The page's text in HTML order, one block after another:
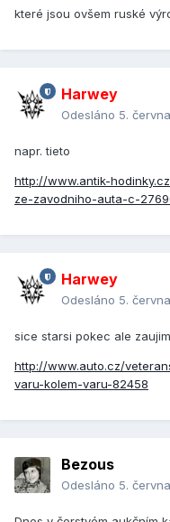
které jsou ovšem ruské
Harwey
Odesláno 5.
napr. tieto
http://www.antik-
ze-zavodniho-auta-c-
Harwey
Odesláno 5.
sice starsi pokec ale
http://www.auto.cz/
varu-kolem-varu-82458
Bezous
Odesláno 5.